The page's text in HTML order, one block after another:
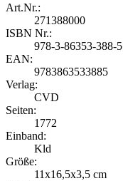
Art.Nr.:
271388000
ISBN Nr.:
978-3-86353-388-5
EAN:
9783863533885
Verlag:
CVD
Seiten:
1772
Einband:
Kld
Größe:
11x16,5x3,5 cm